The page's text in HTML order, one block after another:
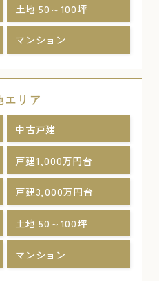
土地 50～100坪
マンション
エリア
中古戸建
戸建1,000万円台
戸建3,000万円台
土地 50～100坪
マンション